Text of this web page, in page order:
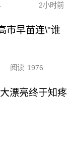
2小时前
市早苗连\"谁
阅读 1976
漂亮终于知疼